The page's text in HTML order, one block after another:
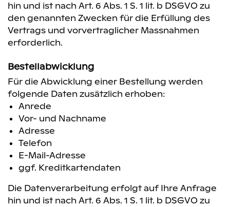
hin und ist nach Art. 6 Abs. 1 S. 1 lit. b DSGVO zu
den genannten Zwecken für die Erfüllung des
Vertrags und vorvertraglicher Massnahmen
erforderlich.
Bestellabwicklung
Für die Abwicklung einer Bestellung werden
folgende Daten zusätzlich erhoben:
Anrede
Vor- und Nachname
Adresse
Telefon
E-Mail-Adresse
ggf. Kreditkartendaten
Die Datenverarbeitung erfolgt auf Ihre Anfrage
hin und ist nach Art. 6 Abs. 1 S. 1 lit. b DSGVO zu